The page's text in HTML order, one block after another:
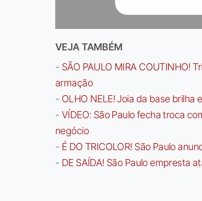
VEJA TAMBÉM
- SÃO PAULO MIRA COUTINHO!
armação
- OLHO NELE! Joia da base brilha
- VÍDEO: São Paulo fecha troca
negócio
- É DO TRICOLOR! São Paulo
- DE SAÍDA! São Paulo empresta